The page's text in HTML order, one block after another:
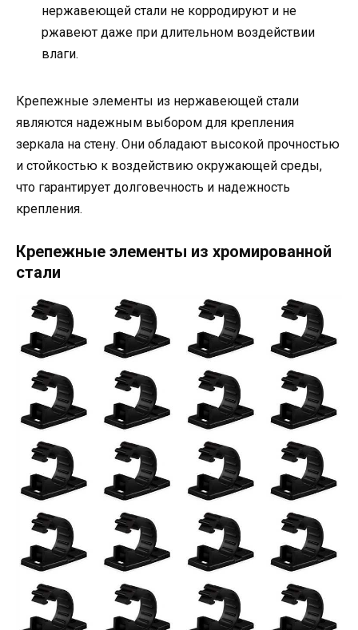
нержавеющей стали не корродируют и не
ржавеют даже при длительном воздействии
влаги.
Крепежные элементы из нержавеющей стали
являются надежным выбором для крепления
зеркала на стену. Они обладают высокой прочностью
и стойкостью к воздействию окружающей среды,
что гарантирует долговечность и надежность
крепления.
Крепежные элементы из хромированной
стали